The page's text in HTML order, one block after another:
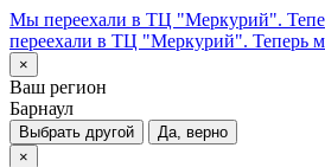
Мы переехали в ТЦ "Меркурий".
переехали в ТЦ "Меркурий". Теперь
×
Ваш регион
Барнаул
Выбрать другой
Да, верно
×